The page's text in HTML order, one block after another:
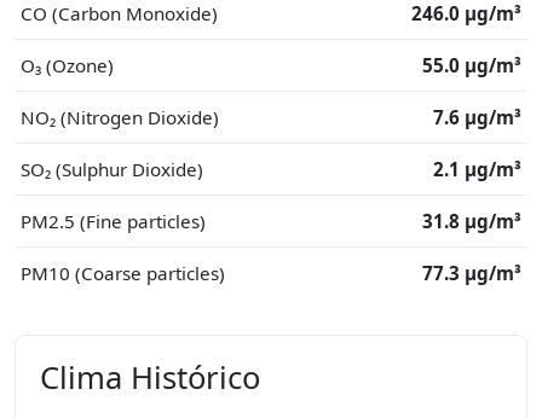
CO (Carbon Monoxide) 246.0 μg/m³
O₃ (Ozone) 55.0 μg/m³
NO₂ (Nitrogen Dioxide) 7.6 μg/m³
SO₂ (Sulphur Dioxide) 2.1 μg/m³
PM2.5 (Fine particles) 31.8 μg/m³
PM10 (Coarse particles) 77.3 μg/m³
Clima Histórico